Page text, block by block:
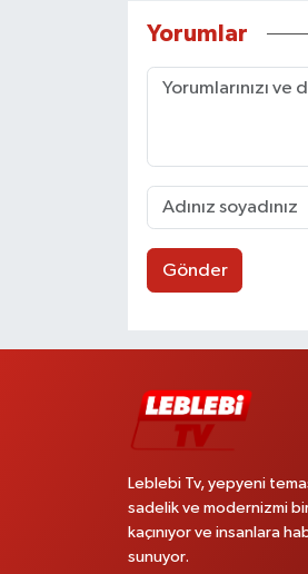
Yorumlar
Gönder
Leblebi Tv, yepyeni
sadelik ve modernizmi
kaçınıyor ve insanlara
sunuyor.